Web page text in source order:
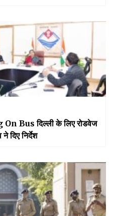
Bus दिल्ली के लिए रोडवेज
दिए निर्देश